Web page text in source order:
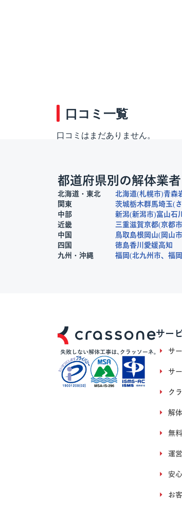
口コミ一覧
口コミはまだありません。
都道府県別の解体業
北海道・東北 北海道 札幌市 青森
関東
茨城栃木群馬埼玉
中部
新潟 新潟市 富山石川
近畿
三重滋賀京都 京都市
中国
鳥取 島根 岡山 岡山市
四国
徳島香川 愛媛高知
九州・沖縄
福岡 北九州市 福
サー
サ
サ
ク
解
無
運
安
お